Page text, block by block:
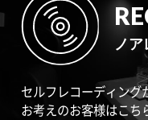
ノ
セルフレコーディング
お考えのお客様はこち